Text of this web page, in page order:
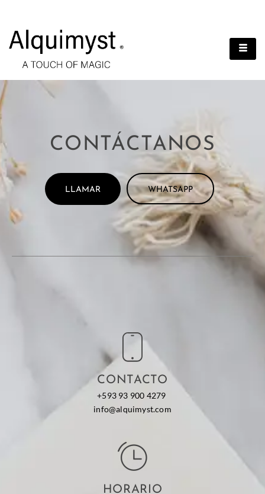
CONTÁCTANOS
LLAMAR WHATSAPP
CONTACTO
+593 93 900 4279
info@alquimyst.com
HORARIO